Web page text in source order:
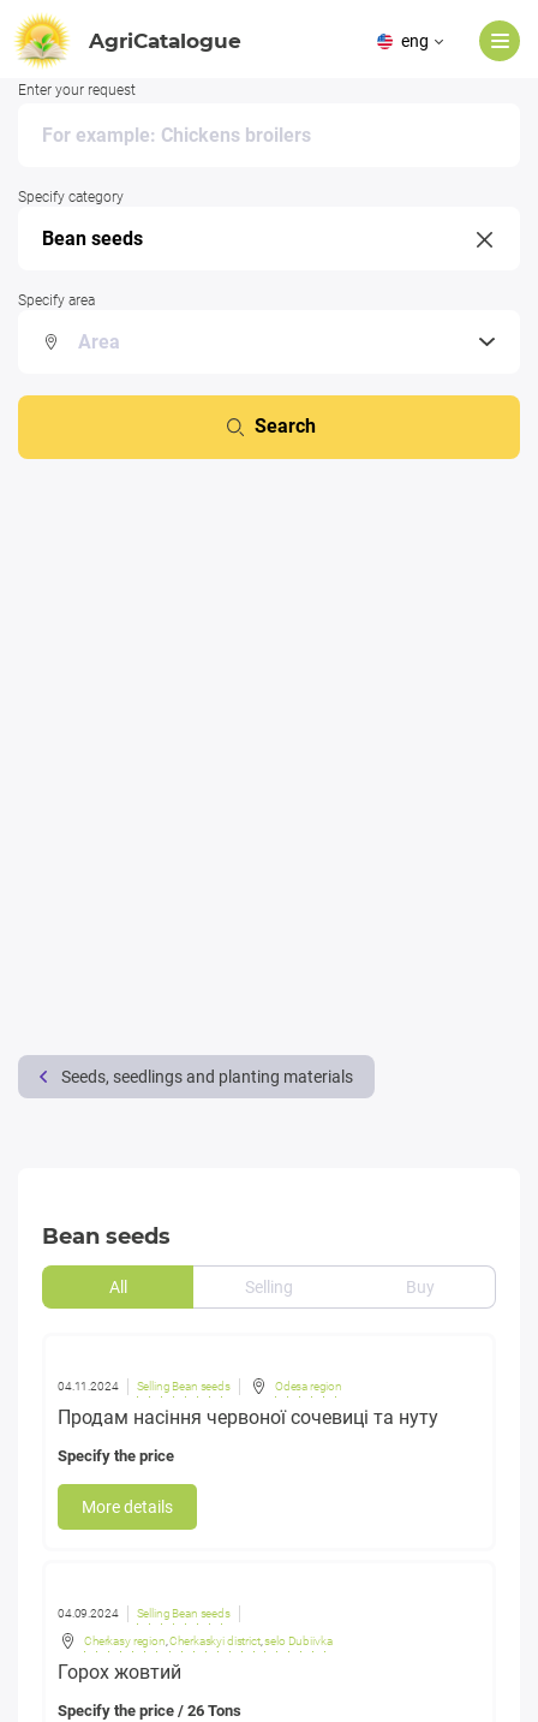
AgriCatalogue eng
Enter your request
Specify category
Specify area
Search
Seeds, seedlings and planting materials
Bean seeds
All Selling Buy
04.11.2024 Selling Bean seeds Odesa region
Продам насіння червоної сочевиці та нуту
Specify the price
More details
04.09.2024 Selling Bean seeds
Cherkasy region ,Cherkaskyi district,selo Dubiivka
Горох жовтий
Specify the price / 26 Tons